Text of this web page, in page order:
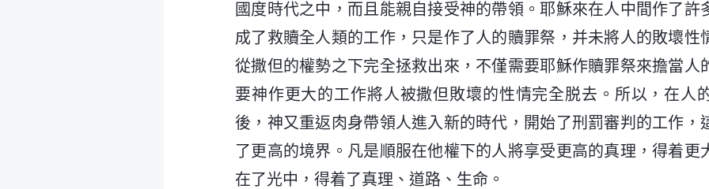
國度時代之中，而且能親自接受神的帶領。耶穌來在人中間作了許
成了救贖全人類的工作，只是作了人的贖罪祭，并未將人的敗壞性
從撒但的權勢之下完全拯救出來，不僅需要耶穌作贖罪祭來擔當人
要神作更大的工作將人被撒但敗壞的性情完全脱去。所以，在人
後，神又重返肉身帶領人進入新的時代，開始了刑罰審判的工作，
了更高的境界。凡是順服在他權下的人將享受更高的真理，得着更
在了光中，得着了真理、道路、生命。